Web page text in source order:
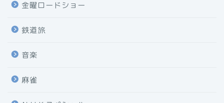
金曜ロードショー
鉄道旅
音楽
麻雀